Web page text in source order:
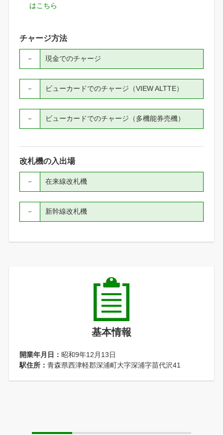
はこちら
チャージ方法
現金でのチャージ
－
ビューカードでのチャージ（VIEW ALTTE）
－
ビューカードでのチャージ（多機能券売機）
－
改札機の入出場
在来線改札機
－
新幹線改札機
－
基本情報
開業年月日： 昭和9年12月13日
駅住所： 青森県西津軽郡深浦町大字深浦字苗代沢41